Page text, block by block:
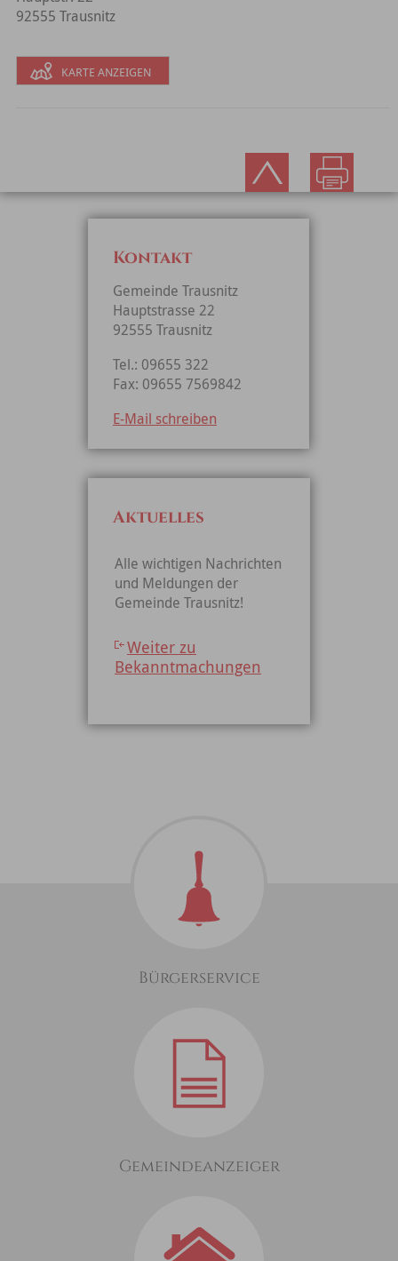
92555 Trausnitz
KARTE ANZEIGEN
Kontakt
Gemeinde Trausnitz
Hauptstrasse 22
92555 Trausnitz
Tel.: 09655 322
Fax: 09655 7569842
E-Mail schreiben
Aktuelles
Alle wichtigen Nachrichten
und Meldungen der
Gemeinde Trausnitz!
Weiter zu
Bekanntmachungen
Bürgerservice
Gemeindeanzeiger